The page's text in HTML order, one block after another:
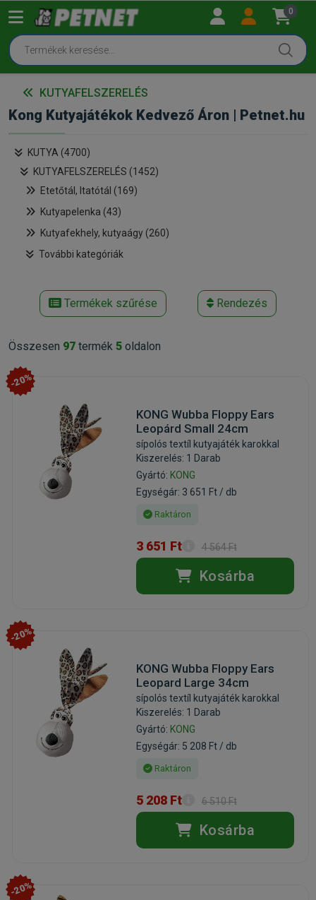
0
KUTYAFELSZERELÉS
Kong Kutyajátékok Kedvező Áron | Petnet.hu
KUTYA (4700)
KUTYAFELSZERELÉS (1452)
Etetőtál, Itatótál (169)
Kutyapelenka (43)
Kutyafekhely, kutyaágy (260)
További kategóriák
Termékek szűrése Rendezés
Összesen 97 termék 5 oldalon
-20%
KONG Wubba Floppy Ears
Leopárd Small 24cm
sípolós textíl kutyajáték karokkal
Kiszerelés: 1 Darab
Gyártó: KONG
Egységár: 3 651 Ft / db
Raktáron
3 651 Ft 4 564 Ft
Kosárba
-20%
KONG Wubba Floppy Ears
Leopard Large 34cm
sípolós textíl kutyajáték karokkal
Kiszerelés: 1 Darab
Gyártó: KONG
Egységár: 5 208 Ft / db
Raktáron
5 208 Ft 6 510 Ft
Kosárba
-20%